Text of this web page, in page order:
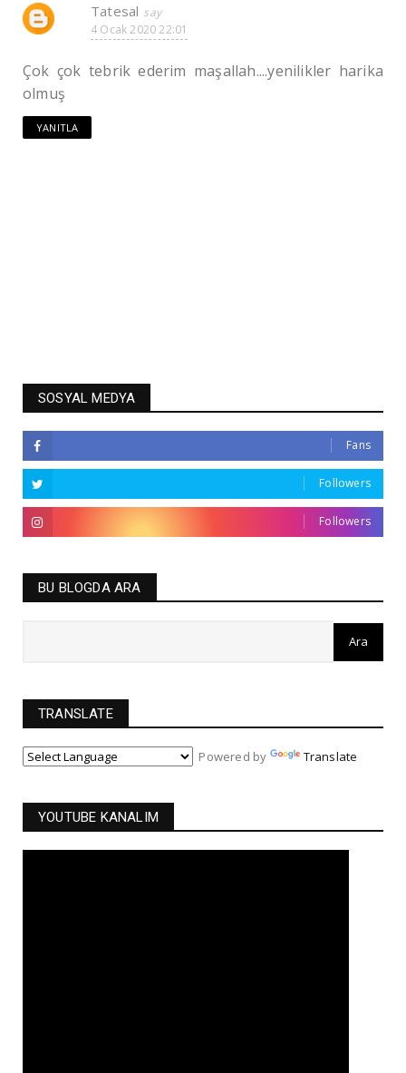
Tatesal
4 Ocak 2020 22:01
Çok çok tebrik ederim maşallah....yenilikler harika
olmuş
YANITLA
SOSYAL MEDYA
Fans
Followers
Followers
BU BLOGDA ARA
TRANSLATE
Powered by Translate
YOUTUBE KANALIM